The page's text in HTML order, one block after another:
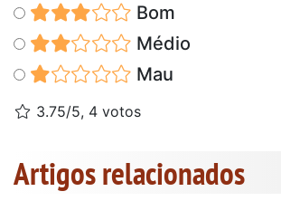
Bom
Médio
Mau
3.75/5, 4 votos
Artigos relacionados